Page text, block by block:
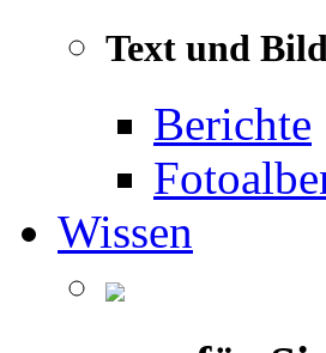
Text und Bild
Berichte
Wissen